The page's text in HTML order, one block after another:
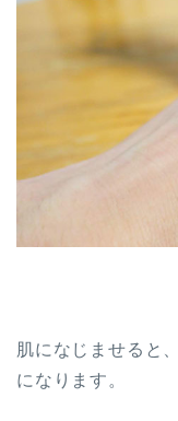
肌になじませると
になります。